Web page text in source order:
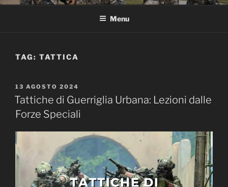
Menu
TAG: TATTICA
PUBBLICATO
IL
13 AGOSTO 2024
Tattiche di Guerriglia Urbana: Lezioni dalle
Forze Speciali